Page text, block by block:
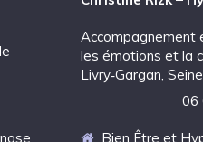
Accompagnement
les émotions et la
Livry‑Gargan,
06
Bien Être et